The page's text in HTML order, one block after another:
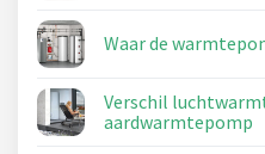
Waar de
Verschil
aardwarmtepomp